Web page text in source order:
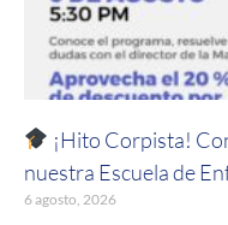
¡Hito Corpista!
nuestra Escuela de
6 agosto, 2026